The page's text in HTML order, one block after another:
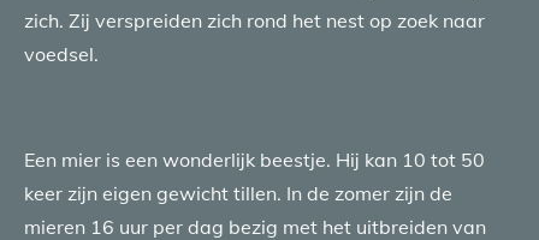
zich. Zij verspreiden zich rond het nest op zoek naar
voedsel.
Een mier is een wonderlijk beestje. Hij kan 10 tot 50
keer zijn eigen gewicht tillen. In de zomer zijn de
mieren 16 uur per dag bezig met het uitbreiden van